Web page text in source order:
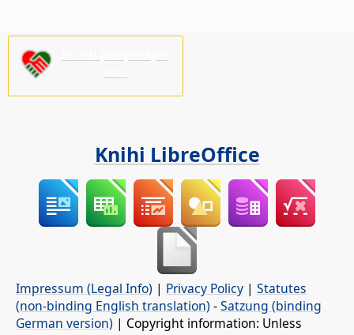
Knihi LibreOffice
Impressum (Legal Info) | Privacy Policy | Statutes
(non-binding English translation) -Satzung (binding
German version) | Copyright information: Unless